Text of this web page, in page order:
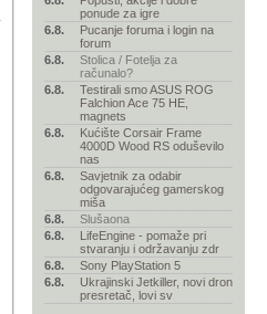
ponude za igre
6.8.
Pucanje foruma i login na
forum
6.8.
Stolica / Fotelja za
računalo?
6.8.
Testirali smo ASUS ROG
Falchion Ace 75 HE,
magnets
6.8.
Kućište Corsair Frame
4000D Wood RS oduševilo
nas
6.8.
Savjetnik za odabir
odgovarajućeg gamerskog
miša
6.8.
Slušaona
6.8.
LifeEngine - pomaže pri
stvaranju i održavanju zdr
6.8.
Sony PlayStation 5
6.8.
Ukrajinski Jetkiller, novi dron
presretač, lovi sv